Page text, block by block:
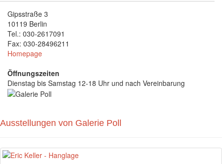
Gipsstraße 3
10119 Berlin
Tel.: 030-2617091
Fax: 030-28496211
Homepage
Öffnungszeiten
Dienstag bis Samstag 12-18 Uhr und nach Vereinbarung
Ausstellungen von Galerie Poll